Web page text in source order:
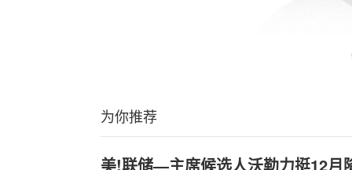
为你推荐
美!联储—主席候选人沃勒力挺12月